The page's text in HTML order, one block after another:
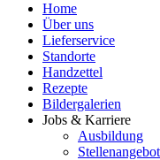
Home
Über uns
Lieferservice
Standorte
Handzettel
Rezepte
Bildergalerien
Jobs & Karriere
Ausbildung